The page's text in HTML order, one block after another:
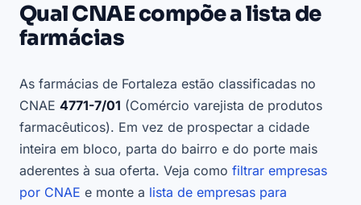
Qual CNAE compõe a lista de
farmácias
As farmácias de Fortaleza estão classificadas no
CNAE 4771-7/01 (Comércio varejista de produtos
farmacêuticos). Em vez de prospectar a cidade
inteira em bloco, parta do bairro e do porte mais
aderentes à sua oferta. Veja como filtrar empresas
por CNAE e monte a lista de empresas para